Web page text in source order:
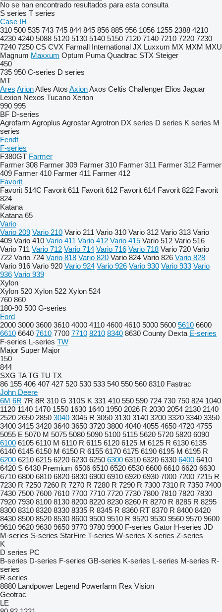
No se han encontrado resultados para esta consulta
S series T series
Case IH
310 500 535 743 745 844 845 856 885 956 1056 1255 2388 4210
4230 4240 5088 5120 5130 5140 5150 7120 7140 7210 7220 7230
7240 7250 CS CVX Farmall International JX Luxxum MX MXM MXU
Magnum Maxxum Optum Puma Quadtrac STX Steiger
450
735 950 C-series D series
MT
Ares ArionAtles Atos AxionAxos Celtis Challenger Elios Jaguar
Lexion Nexos Tucano Xerion
990 995
BF D-series
Agrofarm Agroplus AgrostarAgrotron DX series D series K series M
series
Fendt
F-series
F380GT Farmer
Farmer 308 Farmer 309 Farmer 310 Farmer 311 Farmer 312 Farmer
409 Farmer 410 Farmer 411 Farmer 412
Favorit
Favorit 514C Favorit 611 Favorit 612 Favorit 614 Favorit 822 Favorit
824
Katana
Katana 65
Vario
Vario 209 Vario 210 Vario 211 Vario 310 Vario 312 Vario 313 Vario
409 Vario 410 Vario 411 Vario 412 Vario 415 Vario 512 Vario 516
Vario 711 Vario 712 Vario 714 Vario 716 Vario 718 Vario 720 Vario
722 Vario 724 Vario 818 Vario 820 Vario 824 Vario 826 Vario 828
Vario 916 Vario 920 Vario 924 Vario 926 Vario 930 Vario 933 Vario
936 Vario 939
Xylon
Xylon 520 Xylon 522 Xylon 524
760 860
180-90 500 G-series
Ford
2000 3000 3600 3610 4000 4110 4600 4610 5000 5600 5610 6600
6610 6640 7610 7700 7710 8210 8340 8630 County Dexta E-series
F-series L-series TW
Major Super Major
150
844
SXG TA TG TU TX
86 155 406 407 427 520 530 533 540 550 560 8310 Fastrac
John Deere
6M 6R 7R 8R 310 G 310S K 331 410 550 590 724 730 750 824 1040
1120 1140 1470 1550 1630 1640 1950 2026 R 2030 2054 2130 2140
2520 2650 2850 3040 3045 R 3050 3130 3140 3200 3320 3340 3350
3400 3415 3420 3640 3650 3720 3800 4040 4055 4650 4720 4755
5055 E 5070 M 5075 5080 5090 5100 5115 5620 5720 5820 6090
6100 6105 6110 M 6110 R 6115 6120 6125 M 6125 R 6130 6135
6140 6145 6150 M 6150 R 6155 6170 6175 6190 6195 M 6195 R
6200 6210 6215 6220 6230 6250 6300 6310 6320 6330 6400 6410
6420 S 6430 Premium 6506 6510 6520 6530 6600 6610 6620 6630
6710 6800 6810 6820 6830 6900 6910 6920 6930 7000 7200 7215 R
7230 R 7250 7260 R 7270 R 7280 R 7290 R 7300 7310 R 7350 7400
7430 7500 7600 7610 7700 7710 7720 7730 7800 7810 7820 7830
7920 7930 8100 8130 8200 8220 8230 8260 R 8270 R 8285 R 8295
8300 8310 8320 8330 8335 R 8345 R 8360 RT 8370 R 8400 8420
8430 8500 8520 8530 8600 9500 9510 R 9520 9530 9560 9570 9600
9610 9620 9630 9650 9770 9780 9900 F-series Gator H-series JD
M-series S-series StarFire T-series W-series X-series Z-series
K
D series PC
B-series D-series F-series GB-series K-series L-series M-series R-
series
R-series
8880 Landpower Legend Powerfarm Rex Vision
Geotrac
LE